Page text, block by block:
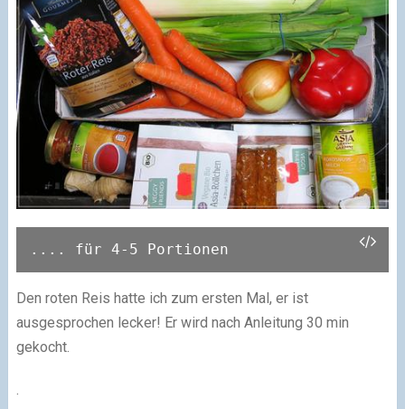
.... für 4-5 Portionen
Den roten Reis hatte ich zum ersten Mal, er ist
ausgesprochen lecker! Er wird nach Anleitung 30 min
gekocht.
.